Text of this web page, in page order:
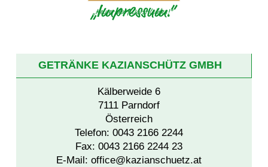
„Impressum.“
GETRÄNKE KAZIANSCHÜTZ GMBH
Kälberweide 6
7111 Parndorf
Österreich
Telefon:0043 2166 2244
Fax:0043 2166 2244 23
E-Mail:office@kazianschuetz.at